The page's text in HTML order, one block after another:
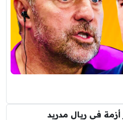
في ريال مدريد